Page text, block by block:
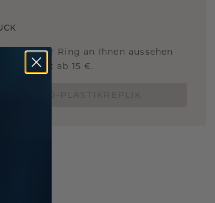
wie dieser Ring an Ihnen aussehen
Jetzt ab 15 €.